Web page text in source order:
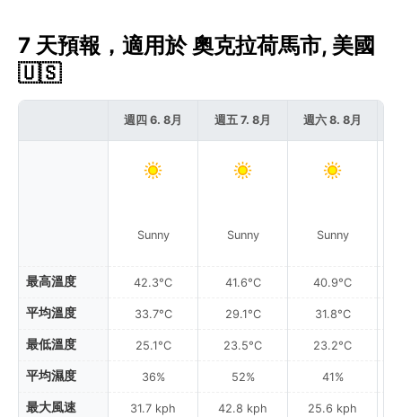
7 天預報，適用於 奧克拉荷馬市, 美國
🇺🇸
最高溫度
平均溫度
最低溫度
平均濕度
最大風速
週四 6. 8月
Sunny
42.3°C
33.7°C
25.1°C
36%
31.7 kph
週五 7. 8月
Sunny
41.6°C
29.1°C
23.5°C
52%
42.8 kph
週六 8. 8月
Sunny
40.9°C
31.8°C
23.2°C
41%
25.6 kph